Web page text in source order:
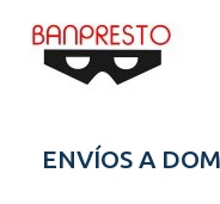
ENVÍOS A